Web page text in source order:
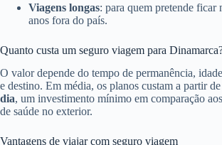
Viagens longas: para quem pretende ficar
anos fora do país.
Quanto custa um seguro viagem para
O valor depende do tempo de permanência,
e destino. Em média, os planos custam a partir de
dia, um investimento mínimo em comparação
de saúde no exterior.
Vantagens de viajar com seguro viagem